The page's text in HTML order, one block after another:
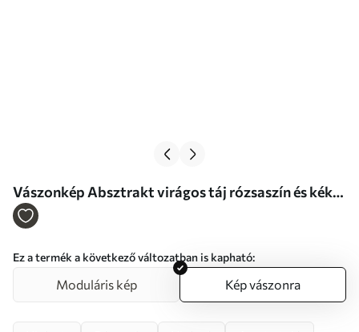
Vászonkép Absztrakt virágos táj rózsaszín és kék
színpalettával Nr s46932
Ez a termék a következő változatban is kapható:
Moduláris kép Kép vászonra